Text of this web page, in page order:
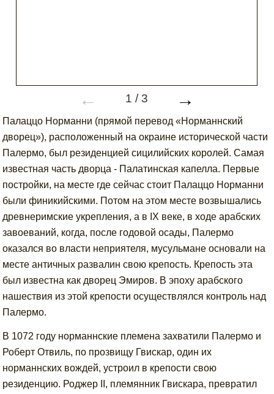
← 1 /3 →
Палаццо Норманни (прямой перевод «Норманнский
дворец»), расположенный на окраине исторической части
Палермо, был резиденцией сицилийских королей. Самая
известная часть дворца - Палатинская капелла. Первые
постройки, на месте где сейчас стоит Палаццо Норманни
были финикийскими. Потом на этом месте возвышались
древнеримские укрепления, а в IX веке, в ходе арабских
завоеваний, когда, после годовой осады, Палермо
оказался во власти неприятеля, мусульмане основали на
месте античных развалин свою крепость. Крепость эта
был известна как дворец Эмиров. В эпоху арабского
нашествия из этой крепости осуществлялся контроль над
Палермо.
В 1072 году норманнские племена захватили Палермо и
Роберт Отвиль, по прозвищу Гвискар, один их
норманнских вождей, устроил в крепости свою
резиденцию. Роджер II, племянник Гвискара, превратил